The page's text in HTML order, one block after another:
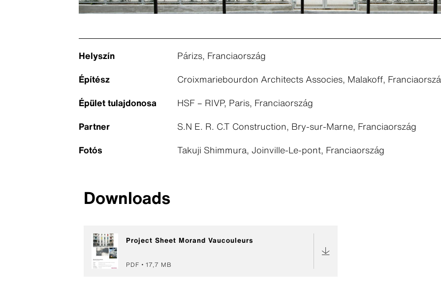
Helyszín
Párizs, Franciaország
Építész
Croixmariebourdon Architects Associes, Malakoff,
Épület tulajdonosa
HSF – RIVP, Paris, Franciaország
Partner
S.N E. R. C.T Construction, Bry-sur-Marne, Franciaország
Fotós
Takuji Shimmura, Joinville-Le-pont, Franciaország
Downloads
Project Sheet Morand Vaucouleurs
PDF 17,7 MB